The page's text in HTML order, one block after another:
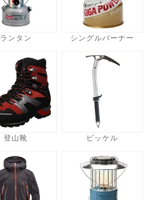
ランタン シングルバーナー
登山靴 ピッケル